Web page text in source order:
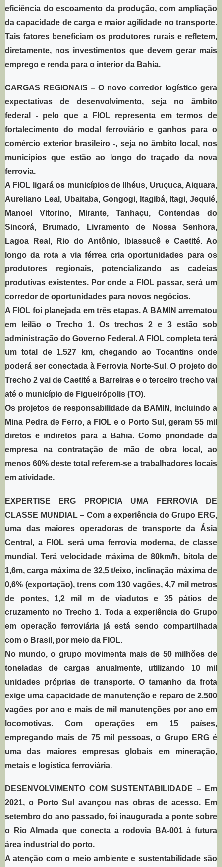
eficiência do escoamento da produção, com ampliação
da capacidade de carga e maior agilidade no transporte.
Tais fatores beneficiam os produtores rurais e refletem,
diretamente, nos investimentos que devem gerar mais
emprego e renda para o interior da Bahia.
CARGAS REGIONAIS – O novo corredor logístico gera
expectativas de desenvolvimento, seja no âmbito
federal - pelo que a FIOL representa em termos de
fortalecimento do modal ferroviário e ganhos para o
comércio exterior brasileiro -, seja no âmbito local, nos
municípios que estão ao longo do traçado da nova
ferrovia.
A FIOL ligará os municípios de Ilhéus, Uruçuca, Aiquara,
Aureliano Leal, Ubaitaba, Gongogi, Itagibá, Itagi, Jequié,
Manoel Vitorino, Mirante, Tanhaçu, Contendas do
Sincorá, Brumado, Livramento de Nossa Senhora,
Lagoa Real, Rio do Antônio, Ibiassucê e Caetité. Ao
longo da rota a via férrea cria oportunidades para os
produtores regionais, potencializando as cadeias
produtivas existentes. Por onde a FIOL passar, será um
corredor de oportunidades para novos negócios.
A FIOL foi planejada em três etapas. A BAMIN arrematou
em leilão o Trecho 1. Os trechos 2 e 3 estão sob
administração do Governo Federal. A FIOL completa terá
um total de 1.527 km, chegando ao Tocantins onde
poderá ser conectada à Ferrovia Norte-Sul. O projeto do
Trecho 2 vai de Caetité a Barreiras e o terceiro trecho vai
até o município de Figueirópolis (TO).
Os projetos de responsabilidade da BAMIN, incluindo a
Mina Pedra de Ferro, a FIOL e o Porto Sul, geram 55 mil
diretos e indiretos para a Bahia. Como prioridade da
empresa na contratação de mão de obra local, ao
menos 60% deste total referem-se a trabalhadores locais
em atividade.
EXPERTISE ERG PROPICIA UMA FERROVIA DE
CLASSE MUNDIAL– Com a experiência do Grupo ERG,
uma das maiores operadoras de transporte da Ásia
Central, a FIOL será uma ferrovia moderna, de classe
mundial. Terá velocidade máxima de 80km/h, bitola de
1,6m, carga máxima de 32,5 t/eixo, inclinação máxima de
0,6% (exportação), trens com 130 vagões, 4,7 mil metros
de pontes, 1,2 mil m de viadutos e 35 pátios de
cruzamento no Trecho 1. Toda a experiência do Grupo
em operação ferroviária já está sendo compartilhada
com o Brasil, por meio da FIOL.
No mundo, o grupo movimenta mais de 50 milhões de
toneladas de cargas anualmente, utilizando 10 mil
unidades próprias de transporte. O tamanho da frota
exige uma capacidade de manutenção e reparo de 2.500
vagões por ano e mais de mil manutenções por ano em
locomotivas. Com operações em 15 países,
empregando mais de 75 mil pessoas, o Grupo ERG é
uma das maiores empresas globais em mineração,
metais e logística ferroviária.
DESENVOLVIMENTO COM SUSTENTABILIDADE – Em
2021, o Porto Sul avançou nas obras de acesso. Em
setembro do ano passado, foi inaugurada a ponte sobre
o Rio Almada que conecta a rodovia BA-001 à futura
área industrial do porto.
A atenção com o meio ambiente e sustentabilidade são